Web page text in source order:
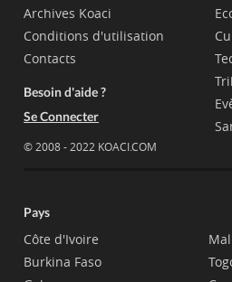
Archives Koaci
Conditions d'utilisation
Contacts
Besoin d'aide ?
Se Connecter
© 2008 - 2022 KOACI.COM
Pays
Côte d'Ivoire
Burkina Faso